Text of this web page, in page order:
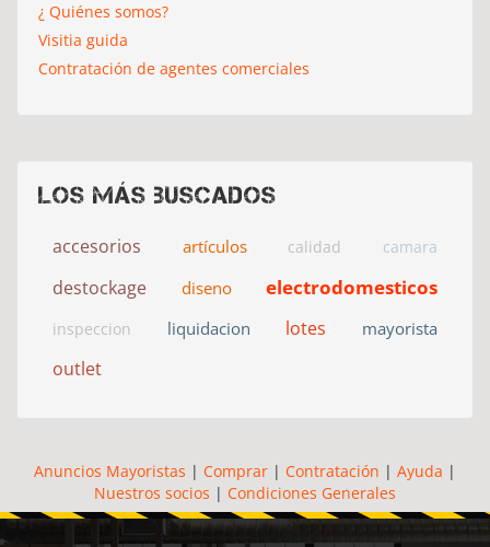
¿ Quiénes somos?
Visitia guida
Contratación de agentes comerciales
Los más buscados
accesorios artículos calidad camara
destockage diseno electrodomesticos
inspeccion liquidacion lotes mayorista
outlet
Anuncios Mayoristas | Comprar | Contratación | Ayuda |
Nuestros socios | Condiciones Generales